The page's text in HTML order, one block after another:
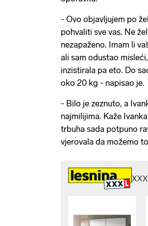
- Ovo objavljujem po
pohvaliti sve vas. Ne
nezapaženo. Imam li
ali sam odustao
inzistirala pa eto. Do
oko 20 kg - napisao je.
- Bilo je zeznuto, a
najmilijima. Kaže
trbuha sada potpuno
vjerovala da možemo